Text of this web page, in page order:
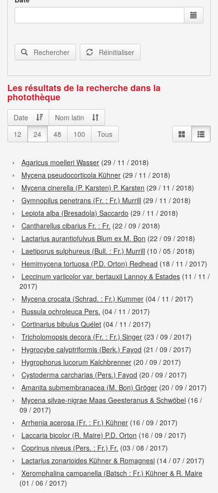
Rechercher Réinitialiser
Les résultats de la recherche dans la
photothèque
Date
Nom latin
12
24 48 100 Tous
Agaricus moelleri Wasser (29 / 11 / 2018)
Mycena pseudocorticola Kühner (29 / 11 / 2018)
Mycena cinerella (P. Karsten) P. Karsten (29 / 11 / 2018)
Gymnopilus penetrans (Fr. : Fr.) Murrill (29 / 11 / 2018)
Lepiota alba (Bresadola) Saccardo (29 / 11 / 2018)
Cantharellus cibarius Fr. : Fr. (22 / 09 / 2018)
Lactarius aurantiofulvus Blum ex M. Bon (22 / 09 / 2018)
Laetiporus sulphureus (Bull. : Fr.) Murrill (10 / 05 / 2018)
Hemimycena tortuosa (P.D. Orton) Redhead (18 / 11 / 2017)
Leccinum variicolor var. bertauxii Lannoy & Estades (11 / 11 /
2017)
Mycena crocata (Schrad. : Fr.) Kummer (04 / 11 / 2017)
Russula ochroleuca Pers. (04 / 11 / 2017)
Cortinarius bibulus Quélet (04 / 11 / 2017)
Tricholomopsis decora (Fr. : Fr.) Singer (23 / 09 / 2017)
Hygrocybe calyptriformis (Berk.) Fayod (21 / 09 / 2017)
Hygrophorus lucorum Kalchbrenner (20 / 09 / 2017)
Cystoderma carcharias (Pers.) Fayod (20 / 09 / 2017)
Amanita submembranacea (M. Bon) Gröger (20 / 09 / 2017)
Mycena silvae-nigrae Maas Geesteranus & Schwöbel (16 /
09 / 2017)
Arrhenia acerosa (Fr. : Fr.) Kühner (16 / 09 / 2017)
Laccaria bicolor (R. Maire) P.D. Orton (16 / 09 / 2017)
Coprinus niveus (Pers. : Fr.) Fr. (03 / 08 / 2017)
Lactarius zonarioides Kühner & Romagnesi (14 / 07 / 2017)
Xeromphalina campanella (Batsch : Fr.) Kühner & R. Maire
(01 / 06 / 2017)